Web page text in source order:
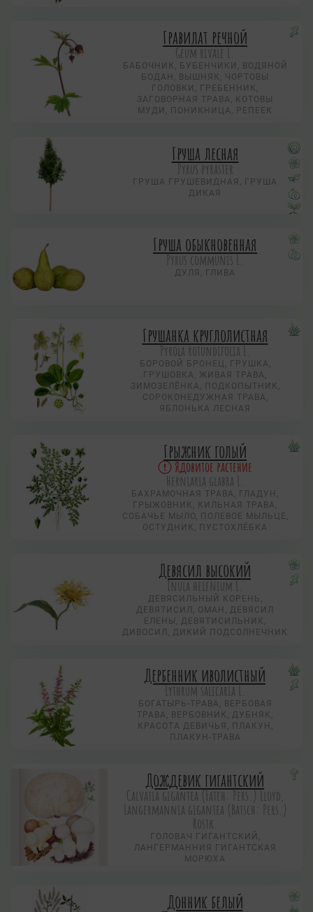
Гравилат речной
Geum rivale L.
БАБОЧНИК, БУБЕНЧИКИ, ВОДЯНОЙ
БОДАН, ВЫШНЯК, ЧОРТОВЫ
ГОЛОВКИ, ГРЕБЕННИК,
ЗАГОВОРНАЯ ТРАВА, КОТОВЫ
МУДИ, ПОНИКНИЦА, РЕПЕЕК
Груша лесная
Pyrus pyraster
ГРУША ГРУШЕВИДНАЯ, ГРУША
ДИКАЯ
Груша обыкновенная
Pyrus communis L.
ДУЛЯ, ГЛИВА
Грушанка круглолистная
Pyrola rotundifolia L.
БОРОВОЙ БРОНЕЦ, ГРУШКА,
ГРУШОВКА, ЖИВАЯ ТРАВА,
ЗИМОЗЕЛЁНКА, ПОДКОПЫТНИК,
СОРОКОНЕДУЖНАЯ ТРАВА,
ЯБЛОНЬКА ЛЕСНАЯ
Грыжник голый
Ядовитое растение
Herniaria glabra L.
БАХРАМОЧНАЯ ТРАВА, ГЛАДУН,
ГРЫЖОВНИК, КИЛЬНАЯ ТРАВА,
СОБАЧЬЕ МЫЛО, ПОЛЕВОЕ МЫЛЬЦЕ,
ОСТУДНИК, ПУСТОХЛЁБКА
Девясил высокий
Inula helenium L.
ДЕВЯСИЛЬНЫЙ КОРЕНЬ,
ДЕВЯТИСИЛ, ОМАН, ДЕВЯСИЛ
ЕЛЕНЫ, ДЕВЯТИСИЛЬНИК,
ДИВОСИЛ, ДИКИЙ ПОДСОЛНЕЧНИК
Дербенник иволистный
Lythrum salicaria L.
БОГАТЫРЬ-ТРАВА, ВЕРБОВАЯ
ТРАВА, ВЕРБОВНИК, ДУБНЯК,
КРАСОТА ДЕВИЧЬЯ, ПЛАКУН,
ПЛАКУН-ТРАВА
Дождевик гигантский
Calvatia gigantea (Fateh: Pers.) Lloyd,
Langermannia gigantea (Batsch: Pers.)
Rostk.
ГОЛОВАЧ ГИГАНТСКИЙ,
ЛАНГЕРМАННИЯ ГИГАНТСКАЯ
МОРЮХА
Донник белый